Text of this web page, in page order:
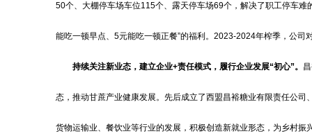
50个、大棚停车场车位115个、露天停车场69个，解决了职工停车难
能吃一顿早点、5元能吃一顿正餐”的福利。2023-2024年榨季，公司
持续关注新业态，建立企业+责任模式，履行企业发展“初心”。
态，推动甘蔗产业健康发展。先后成立了西盟昌裕糖业有限责任公
货物运输业、餐饮业等行业的发展，积极创造新就业形态，为乡村